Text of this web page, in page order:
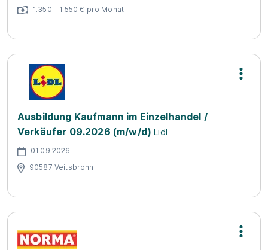
1.350 - 1.550 € pro Monat
Ausbildung Kaufmann im Einzelhandel /
Verkäufer 09.2026 (m/w/d) Lidl
01.09.2026
90587 Veitsbronn